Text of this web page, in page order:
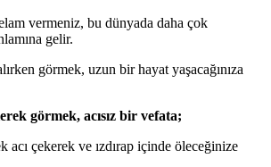
vermeniz, bu dünyada daha çok
gelir.
görmek, uzun bir hayat yaşacağınıza
görmek, acısız bir vefata;
acı çekerek ve ızdırap içinde öleceğinize